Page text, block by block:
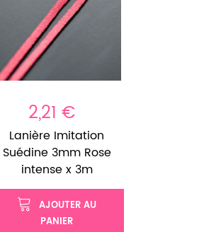
2,21 €
Lanière Imitation
Suédine 3mm Rose
intense x 3m
AJOUTER AU
PANIER